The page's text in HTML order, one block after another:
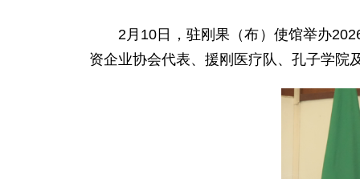
2月10日，驻刚果（布）使馆举办
资企业协会代表、援刚医疗队、孔子学院